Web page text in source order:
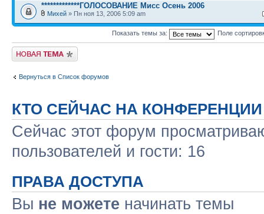
*************ГОЛОСОВАНИЕ Мисс Осень 2006
Михей » Пн ноя 13, 2006 5:09 am
Показать темы за: Поле
Новая тема
Вернуться в Список форумов
КТО СЕЙЧАС НА КОНФЕРЕНЦИИ
Сейчас этот форум
пользователей и гости: 16
ПРАВА ДОСТУПА
Вы не можете начинать темы